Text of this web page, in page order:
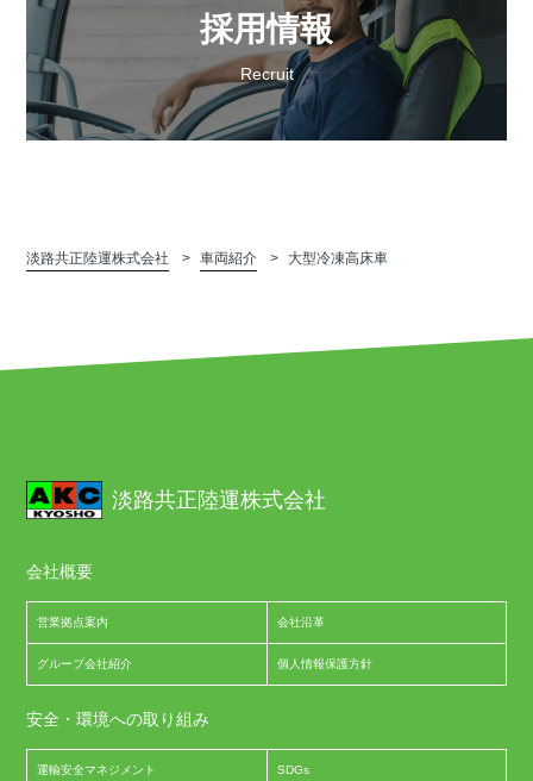
採用情報
Recruit
淡路共正陸運株式会社 車両紹介 大型冷凍高床車
淡路共正陸運株式会社
会社概要
営業拠点案内 会社沿革
グループ会社紹介 個人情報保護方針
安全・環境への取り組み
運輸安全マネジメント SDGs